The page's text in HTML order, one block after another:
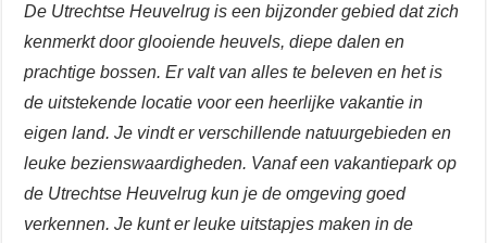
De Utrechtse Heuvelrug is een bijzonder gebied dat zich
kenmerkt door glooiende heuvels, diepe dalen en
prachtige bossen. Er valt van alles te beleven en het is
de uitstekende locatie voor een heerlijke vakantie in
eigen land. Je vindt er verschillende natuurgebieden en
leuke bezienswaardigheden. Vanaf een vakantiepark op
de Utrechtse Heuvelrug kun je de omgeving goed
verkennen. Je kunt er leuke uitstapjes maken in de